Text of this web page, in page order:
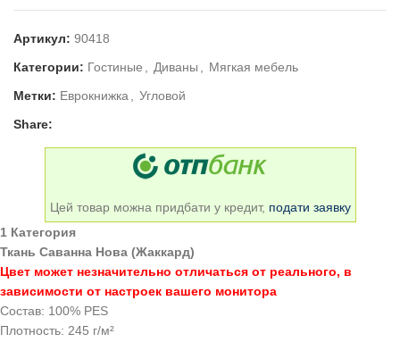
Артикул: 90418
Категории: Гостиные , Диваны , Мягкая мебель
Метки: Еврокнижка, Угловой
Share:
Цей товар можна придбати у кредит, подати заявку
1 Категория
Ткань Саванна Нова (Жаккард)
Цвет может незначительно отличаться от реального, в
зависимости от настроек вашего монитора
Состав: 100% PES
Плотность: 245 г/м²